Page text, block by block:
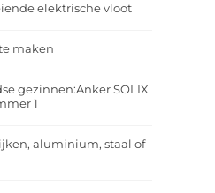
elektrische vloot
maken
gezinnen:Anker SOLIX
1
aluminium, staal of